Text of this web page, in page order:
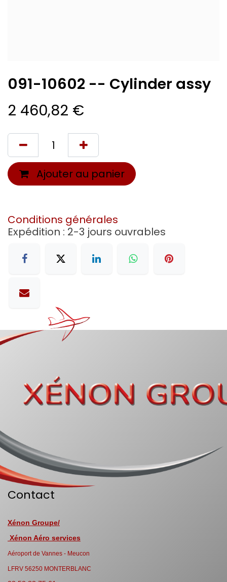
091-10602 -- Cylinder assy
2 460,82 €
Ajouter au panier
Conditions générales
Expédition : 2-3 jours ouvrables
Contact
Xénon Groupe/
Xénon Aéro services
Aéroport de Vannes - Meucon
LFRV 56250 MONTERBLANC